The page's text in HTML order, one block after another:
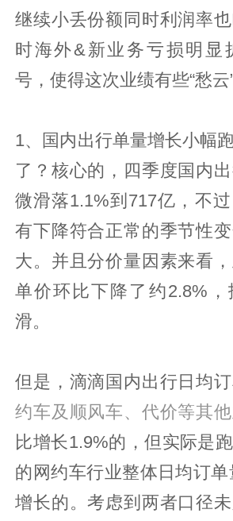
继续小丢份额同时利润率
时海外&新业务亏损明显
号，使得这次业绩有些“愁云”
1、国内出行单量增长小幅
了？核心的，四季度国内
微滑落1.1%到717亿，不
有下降符合正常的季节性
大。并且分价量因素来看
单价环比下降了约2.8%，
滑。
但是，滴滴国内出行日均
约车及顺风车、 代价等其
比增长1.9%的，但实际是
的网约车行业整体日均订
增长的。考虑到两者口径